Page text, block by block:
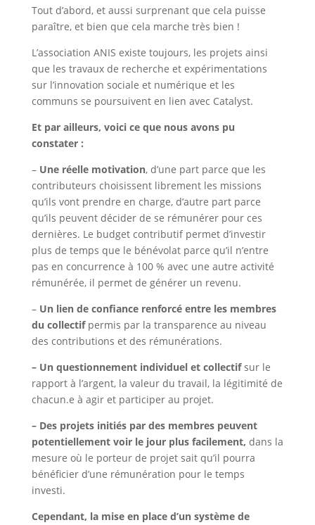
Tout d’abord, et aussi surprenant que cela puisse
paraître, et bien que cela marche très bien !
L’association ANIS existe toujours, les projets ainsi
que les travaux de recherche et expérimentations
sur l’innovation sociale et numérique et les
communs se poursuivent en lien avec Catalyst.
Et par ailleurs, voici ce que nous avons pu
constater :
– Une réelle motivation, d’une part parce que les
contributeurs choisissent librement les missions
qu’ils vont prendre en charge, d’autre part parce
qu’ils peuvent décider de se rémunérer pour ces
dernières. Le budget contributif permet d’investir
plus de temps que le bénévolat parce qu’il n’entre
pas en concurrence à 100 % avec une autre activité
rémunérée, il permet de générer un revenu.
– Un lien de confiance renforcé entre les membres
du collectif permis par la transparence au niveau
des contributions et des rémunérations.
– Un questionnement individuel et collectifsur le
rapport à l’argent, la valeur du travail, la légitimité de
chacun.e à agir et participer au projet.
– Des projets initiés par des membres peuvent
potentiellement voir le jour plus facilement, dans la
mesure où le porteur de projet sait qu’il pourra
bénéficier d’une rémunération pour le temps
investi.
Cependant, la mise en place d’un système de